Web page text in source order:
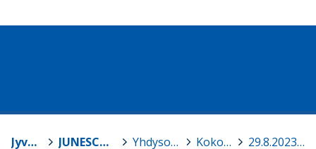
Jyväskylä JUNESCO-kouluverkosto Yhdysopettajien intra > Kokousmuistiot 29.8.2023 Norssi